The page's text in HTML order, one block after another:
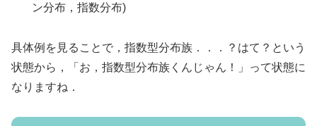
ン分布，指数分布)
具体例を見ることで，指数型分布族．．．？はて？という
状態から，「お，指数型分布族くんじゃん！」って状態に
なりますね．